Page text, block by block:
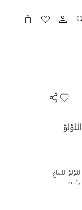
مع عرق اللؤلؤ
اللماع